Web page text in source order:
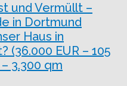
und Vermüllt –
in Dortmund
Haus in
(36.000 EUR – 105
3.300 qm